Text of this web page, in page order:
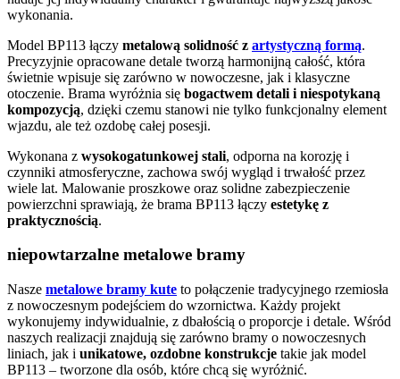
wykonania.
Model BP113 łączy metalową solidność z artystyczną formą.
Precyzyjnie opracowane detale tworzą harmonijną całość, która
świetnie wpisuje się zarówno w nowoczesne, jak i klasyczne
otoczenie. Brama wyróżnia się bogactwem detali i niespotykaną
kompozycją, dzięki czemu stanowi nie tylko funkcjonalny element
wjazdu, ale też ozdobę całej posesji.
Wykonana z wysokogatunkowej stali, odporna na korozję i
czynniki atmosferyczne, zachowa swój wygląd i trwałość przez
wiele lat. Malowanie proszkowe oraz solidne zabezpieczenie
powierzchni sprawiają, że brama BP113 łączy estetykę z
praktycznością.
niepowtarzalne metalowe bramy
Nasze metalowe bramy kute to połączenie tradycyjnego rzemiosła
z nowoczesnym podejściem do wzornictwa. Każdy projekt
wykonujemy indywidualnie, z dbałością o proporcje i detale. Wśród
naszych realizacji znajdują się zarówno bramy o nowoczesnych
liniach, jak i unikatowe, ozdobne konstrukcje takie jak model
BP113 – tworzone dla osób, które chcą się wyróżnić.